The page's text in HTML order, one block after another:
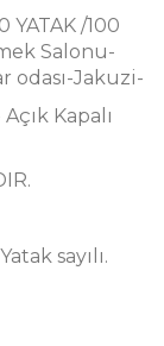
YATAK /100
Salonu-
odası-Jakuzi-
Kapalı
sayılı.